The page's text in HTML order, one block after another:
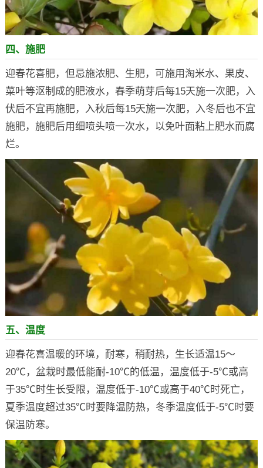
四、施肥
迎春花喜肥，但忌施浓肥、生肥，可施用淘米水、果皮、
菜叶等沤制成的肥液水，春季萌芽后每15天施一次肥，入
伏后不宜再施肥，入秋后每15天施一次肥，入冬后也不宜
施肥，施肥后用细喷头喷一次水，以免叶面粘上肥水而腐
烂。
五、温度
迎春花喜温暖的环境，耐寒，稍耐热，生长适温15～
20℃，盆栽时最低能耐-10℃的低温，温度低于-5℃或高
于35℃时生长受限，温度低于-10℃或高于40℃时死亡，
夏季温度超过35℃时要降温防热，冬季温度低于-5℃时要
保温防寒。